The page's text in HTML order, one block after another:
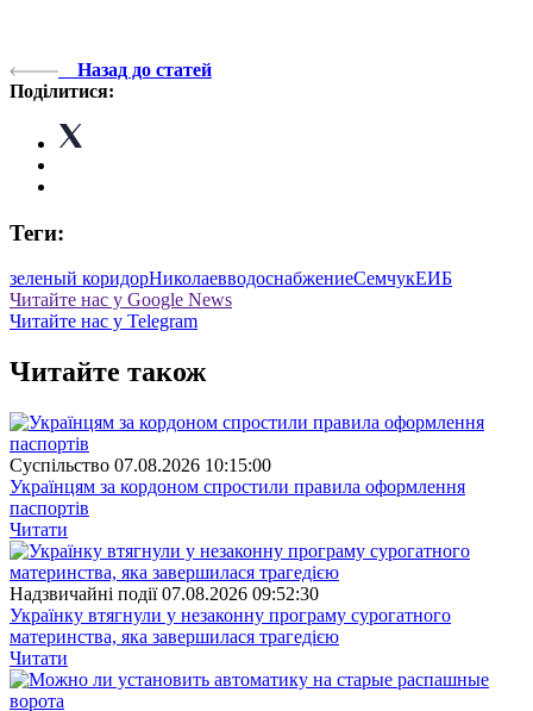
Назад до статей
Поділитися:
Теги:
зеленый коридорНиколаевводоснабжениеСемчукЕИБ
Читайте нас у Google News
Читайте нас у Telegram
Читайте також
Суспiльство 07.08.2026 10:15:00
Українцям за кордоном спростили правила оформлення
паспортів
Читати
Надзвичайні події 07.08.2026 09:52:30
Українку втягнули у незаконну програму сурогатного
материнства, яка завершилася трагедією
Читати